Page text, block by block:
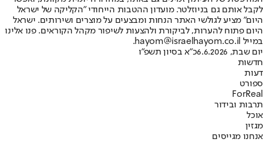
לקבל אותם גם בניוזלטר. מועדון ההטבות הייחודי "הקליקה של ישראל
היום" מציע לגולשי האתר הנחות ומבצעים על מוצרים ושירותים. ישראל
היום פתוח להערות, לביקורת ולהצעות לשיפור מקהל הקוראים. פנו אלינו
במייל hayom@israelhayom.co.il.
יום שבת, 6.6.2026
כ"א בסיון תשפ"ו
חדשות
דעות
ספורט
ForReal
תרבות ובידור
אוכל
מגזין
אנחנו מגייסים